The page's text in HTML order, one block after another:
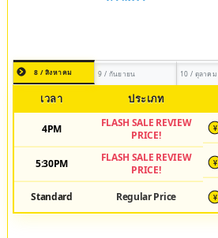
8 / สิงหาคม 9 / กันยายน 10 / ตุลาคม
เวลา ประเภท
4PM
FLASH SALE REVIEW
PRICE!
¥
5:30PM
FLASH SALE REVIEW
PRICE!
¥
Standard Regular Price ¥